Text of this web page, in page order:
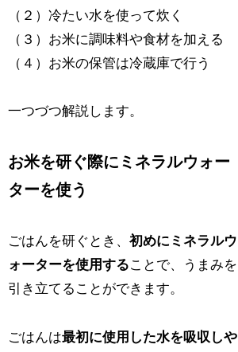
（２）冷たい水を使って炊く
（３）お米に調味料や食材を加える
（４）お米の保管は冷蔵庫で行う
一つづつ解説します。
お米を研ぐ際にミネラルウォー
ターを使う
ごはんを研ぐとき、初めにミネラルウ
ォーターを使用することで、うまみを
引き立てることができます。
ごはんは最初に使用した水を吸収しや